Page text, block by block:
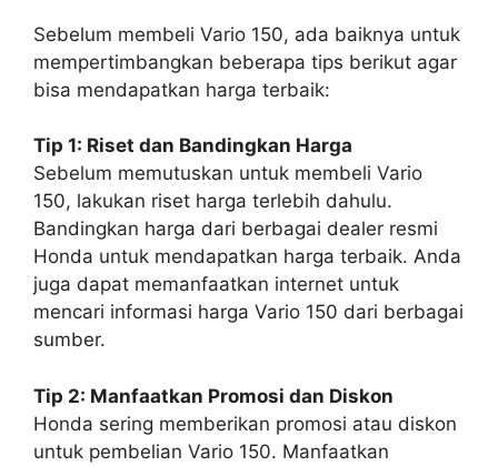
Sebelum membeli Vario 150, ada baiknya untuk
mempertimbangkan beberapa tips berikut agar
bisa mendapatkan harga terbaik:
Tip 1: Riset dan Bandingkan Harga
Sebelum memutuskan untuk membeli Vario
150, lakukan riset harga terlebih dahulu.
Bandingkan harga dari berbagai dealer resmi
Honda untuk mendapatkan harga terbaik. Anda
juga dapat memanfaatkan internet untuk
mencari informasi harga Vario 150 dari berbagai
sumber.
Tip 2: Manfaatkan Promosi dan Diskon
Honda sering memberikan promosi atau diskon
untuk pembelian Vario 150. Manfaatkan